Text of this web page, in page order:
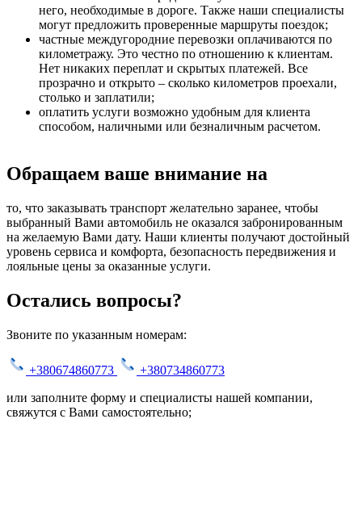
него, необходимые в дороге. Также наши специалисты
могут предложить проверенные маршруты поездок;
частные междугородние перевозки оплачиваются по
километражу. Это честно по отношению к клиентам.
Нет никаких переплат и скрытых платежей. Все
прозрачно и открыто – сколько километров проехали,
столько и заплатили;
оплатить услуги возможно удобным для клиента
способом, наличными или безналичным расчетом.
Обращаем ваше внимание на
то, что заказывать транспорт желательно заранее, чтобы
выбранный Вами автомобиль не оказался забронированным
на желаемую Вами дату. Наши клиенты получают достойный
уровень сервиса и комфорта, безопасность передвижения и
лояльные цены за оказанные услуги.
Остались вопросы?
Звоните по указанным номерам:
+380674860773
+380734860773
или заполните форму и специалисты нашей компании,
свяжутся с Вами самостоятельно;